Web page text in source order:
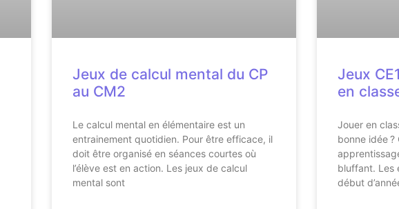
Jeux de calcul mental du CP
au CM2
Le calcul mental en élémentaire est un
entrainement quotidien. Pour être efficace, il
doit être organisé en séances courtes où
l’élève est en action. Les jeux de calcul
mental sont
Jeux
en
Jouer en
bonne idée ?
bluffant. Les
début